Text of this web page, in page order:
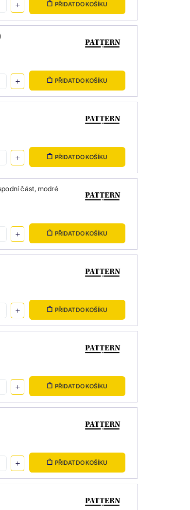
PŘIDAT DO KOŠÍKU
PŘIDAT DO KOŠÍKU
PŘIDAT DO KOŠÍKU
část, modré
PŘIDAT DO KOŠÍKU
PŘIDAT DO KOŠÍKU
PŘIDAT DO KOŠÍKU
PŘIDAT DO KOŠÍKU